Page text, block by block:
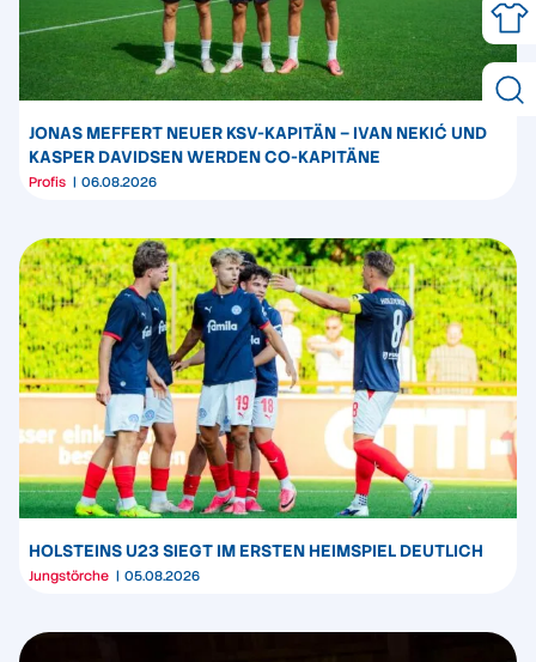
JONAS MEFFERT NEUER KSV-KAPITÄN – IVAN NEKIĆ UND
KASPER DAVIDSEN WERDEN CO-KAPITÄNE
Profis 06.08.2026
HOLSTEINS U23 SIEGT IM ERSTEN HEIMSPIEL DEUTLICH
Jungstörche 05.08.2026